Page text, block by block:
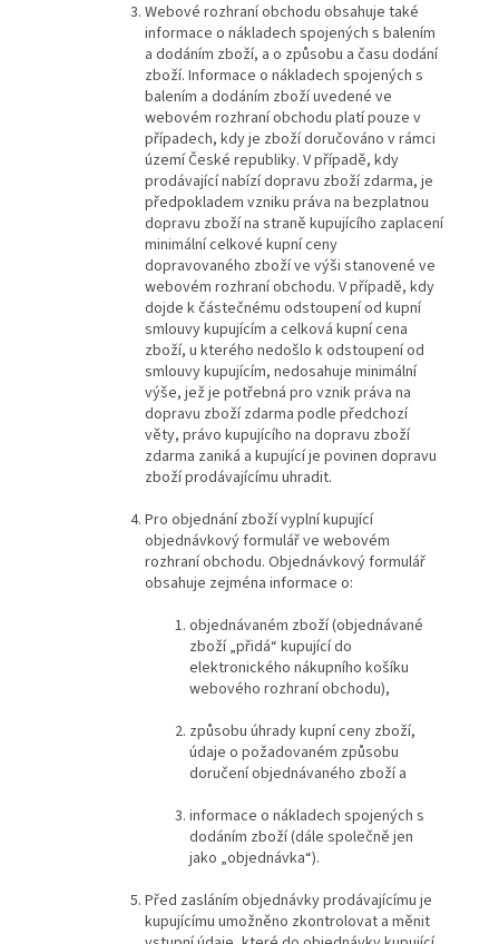
Webové rozhraní obchodu obsahuje také
informace o nákladech spojených s balením
a dodáním zboží, a o způsobu a času dodání
zboží. Informace o nákladech spojených s
balením a dodáním zboží uvedené ve
webovém rozhraní obchodu platí pouze v
případech, kdy je zboží doručováno v rámci
území České republiky. V případě, kdy
prodávající nabízí dopravu zboží zdarma, je
předpokladem vzniku práva na bezplatnou
dopravu zboží na straně kupujícího zaplacení
minimální celkové kupní ceny
dopravovaného zboží ve výši stanovené ve
webovém rozhraní obchodu. V případě, kdy
dojde k částečnému odstoupení od kupní
smlouvy kupujícím a celková kupní cena
zboží, u kterého nedošlo k odstoupení od
smlouvy kupujícím, nedosahuje minimální
výše, jež je potřebná pro vznik práva na
dopravu zboží zdarma podle předchozí
věty, právo kupujícího na dopravu zboží
zdarma zaniká a kupující je povinen dopravu
zboží prodávajícímu uhradit.
Pro objednání zboží vyplní kupující
objednávkový formulář ve webovém
rozhraní obchodu. Objednávkový formulář
obsahuje zejména informace o:
objednávaném zboží (objednávané
zboží „přidá“ kupující do
elektronického nákupního košíku
webového rozhraní obchodu),
způsobu úhrady kupní ceny zboží,
údaje o požadovaném způsobu
doručení objednávaného zboží a
informace o nákladech spojených s
dodáním zboží (dále společně jen
jako „objednávka“).
Před zasláním objednávky prodávajícímu je
kupujícímu umožněno zkontrolovat a měnit